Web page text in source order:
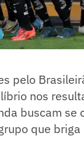
pelo
nos
buscam se
que briga